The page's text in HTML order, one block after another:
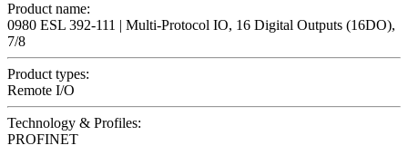
Product name:
0980 ESL 392-111 | Multi-Protocol IO, 16 Digital Outputs (16DO),
7/8
Product types:
Remote I/O
Technology & Profiles:
PROFINET